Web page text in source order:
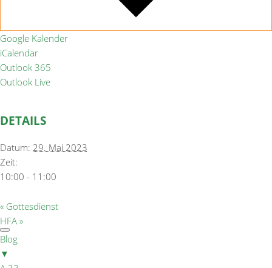
Google Kalender
iCalendar
Outlook 365
Outlook Live
DETAILS
Datum: 29. Mai 2023
Zeit:
10:00 - 11:00
« Gottesdienst
HFA »
Blog
▼